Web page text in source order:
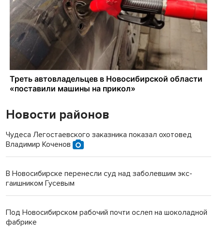
Новости районов
Чудеса Легостаевского заказника показал охотовед
Владимир Коченов
В Новосибирске перенесли суд над заболевшим экс-
гаишником Гусевым
Под Новосибирском рабочий почти ослеп на шоколадной
фабрике